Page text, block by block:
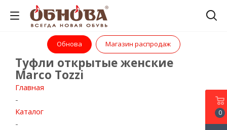
Обнова Магазин распродаж
Туфли открытые женские
Marco Tozzi
Главная
-
Каталог
-
0